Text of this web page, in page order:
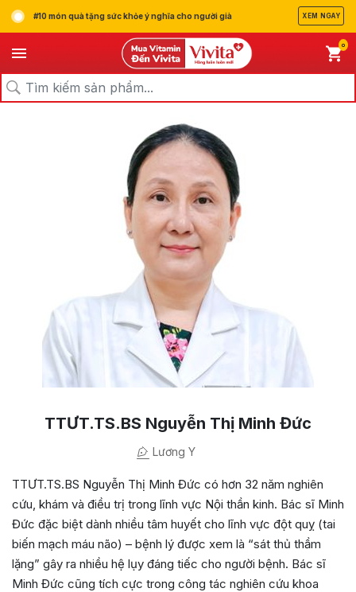
#10 món quà tặng sức khỏe ý nghĩa cho người già XEM NGAY
0
TTƯT.TS.BS Nguyễn Thị Minh Đức
Lương Y
TTƯT.TS.BS Nguyễn Thị Minh Đức có hơn 32 năm nghiên
cứu, khám và điều trị trong lĩnh vực Nội thần kinh. Bác sĩ Minh
Đức đặc biệt dành nhiều tâm huyết cho lĩnh vực đột quỵ (tai
biến mạch máu não) – bệnh lý được xem là “sát thủ thầm
lặng” gây ra nhiều hệ lụy đáng tiếc cho người bệnh. Bác sĩ
Minh Đức cũng tích cực trong công tác nghiên cứu khoa